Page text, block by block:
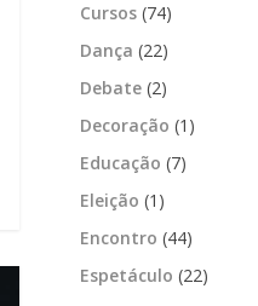
Cursos (74)
Dança (22)
Debate (2)
Decoração (1)
Educação (7)
Eleição (1)
Encontro (44)
Espetáculo (22)